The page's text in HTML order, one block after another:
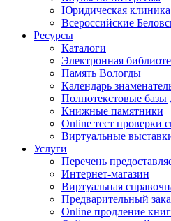
Юридическая клиника
Всероссийские
Ресурсы
Каталоги
Электронная
Память Вологды
Календарь
Полнотекстовые базы
Книжные памятники
Online тест проверки
Виртуальные
Услуги
Перечень
Интернет-магазин
Виртуальная
Предварительный
Online продление книг